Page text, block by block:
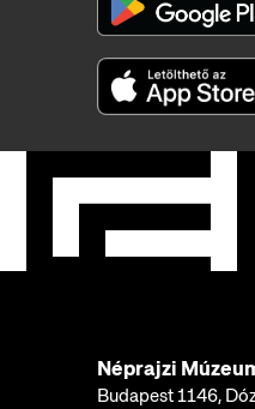
Néprajzi
Budapest 1146,